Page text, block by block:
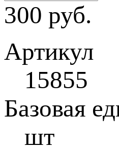
300 руб.
Артикул
15855
Базовая
шт